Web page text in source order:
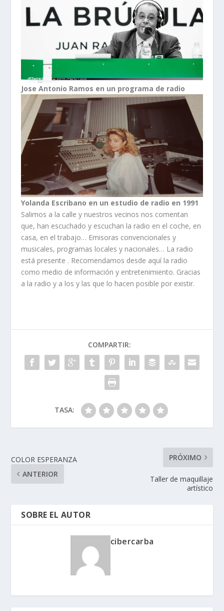
Jose Antonio Ramos en un programa de radio
Yolanda Escribano en un estudio de radio en 1991
Salimos a la calle y nuestros vecinos nos comentan
que, han escuchado y escuchan la radio en el coche, en
casa, en el trabajo… Emisoras convencionales y
musicales, programas locales y nacionales… La radio
está presente . Recomendamos desde aquí la radio
como medio de información y entretenimiento. Gracias
a la radio y a los y las que lo hacen posible por existir.
COMPARTIR:
TASA:
COLOR ESPERANZA
ANTERIOR
PRÓXIMO
Taller de maquillaje
artístico
SOBRE EL AUTOR
cibercarba